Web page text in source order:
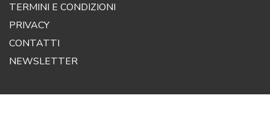
TERMINI E CONDIZIONI
PRIVACY
CONTATTI
NEWSLETTER